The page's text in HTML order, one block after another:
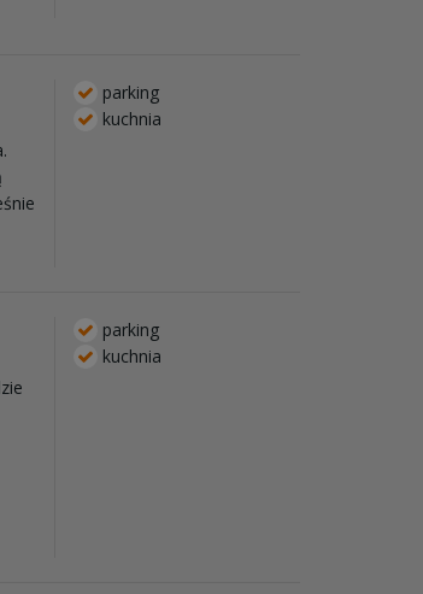
parking
kuchnia
parking
kuchnia